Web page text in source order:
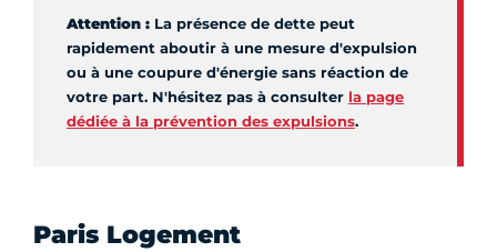
Attention : La présence de dette peut
rapidement aboutir à une mesure d'expulsion
ou à une coupure d'énergie sans réaction de
votre part. N'hésitez pas à consulter la page
dédiée à la prévention des expulsions.
Paris Logement